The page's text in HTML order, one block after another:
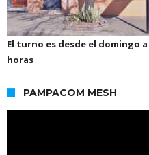
El turno es desde el domingo a
horas
PAMPACOM MESH